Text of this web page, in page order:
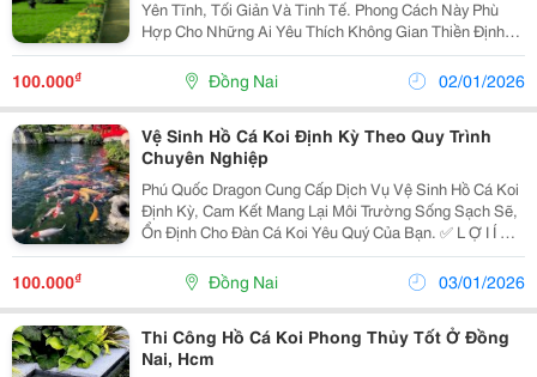
Yên Tĩnh, Tối Giản Và Tinh Tế. Phong Cách Này Phù
Hợp Cho Những Ai Yêu Thích Không Gian Thiền Định
Và Gần Gũi Với Thiên Nhiên. Có Thể Bố Trí Thêm Hồ Cá
Koi, Cầu Gỗ Nhỏ, Lối Đi Lát Đá Xen Kẽ Rêu Xanh Và...
100.000₫ Đồng Nai 02/01/2026
Vệ Sinh Hồ Cá Koi Định Kỳ Theo Quy Trình
Chuyên Nghiệp
Phú Quốc Dragon Cung Cấp Dịch Vụ Vệ Sinh Hồ Cá Koi
Định Kỳ, Cam Kết Mang Lại Môi Trường Sống Sạch Sẽ,
Ổn Định Cho Đàn Cá Koi Yêu Quý Của Bạn. ✅ L Ợ I Í Ch
Khi V Ệ Sinh H Ồ C Á Koi Đị Nh K Ỳ : Giúp Ổn Định Chất
Lượng Nước, Hạn Chế Vi Khuẩn Gây...
100.000₫ Đồng Nai 03/01/2026
Thi Công Hồ Cá Koi Phong Thủy Tốt Ở Đồng
Nai, Hcm